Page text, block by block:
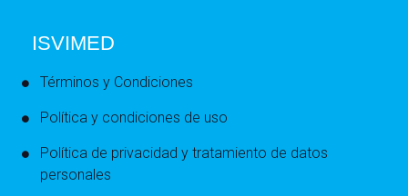
ISVIMED
Términos y Condiciones
Política y condiciones de uso
Política de privacidad y tratamiento de datos
personales